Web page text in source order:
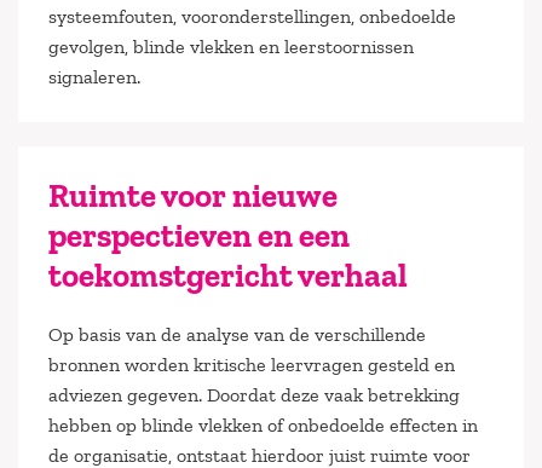
systeemfouten, vooronderstellingen, onbedoelde
gevolgen, blinde vlekken en leerstoornissen
signaleren.
Ruimte voor nieuwe
perspectieven en een
toekomstgericht verhaal
Op basis van de analyse van de verschillende
bronnen worden kritische leervragen gesteld en
adviezen gegeven. Doordat deze vaak betrekking
hebben op blinde vlekken of onbedoelde effecten in
de organisatie, ontstaat hierdoor juist ruimte voor